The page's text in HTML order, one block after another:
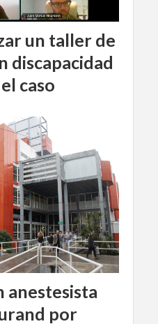
un taller de
discapacidad
caso
anestesista
por